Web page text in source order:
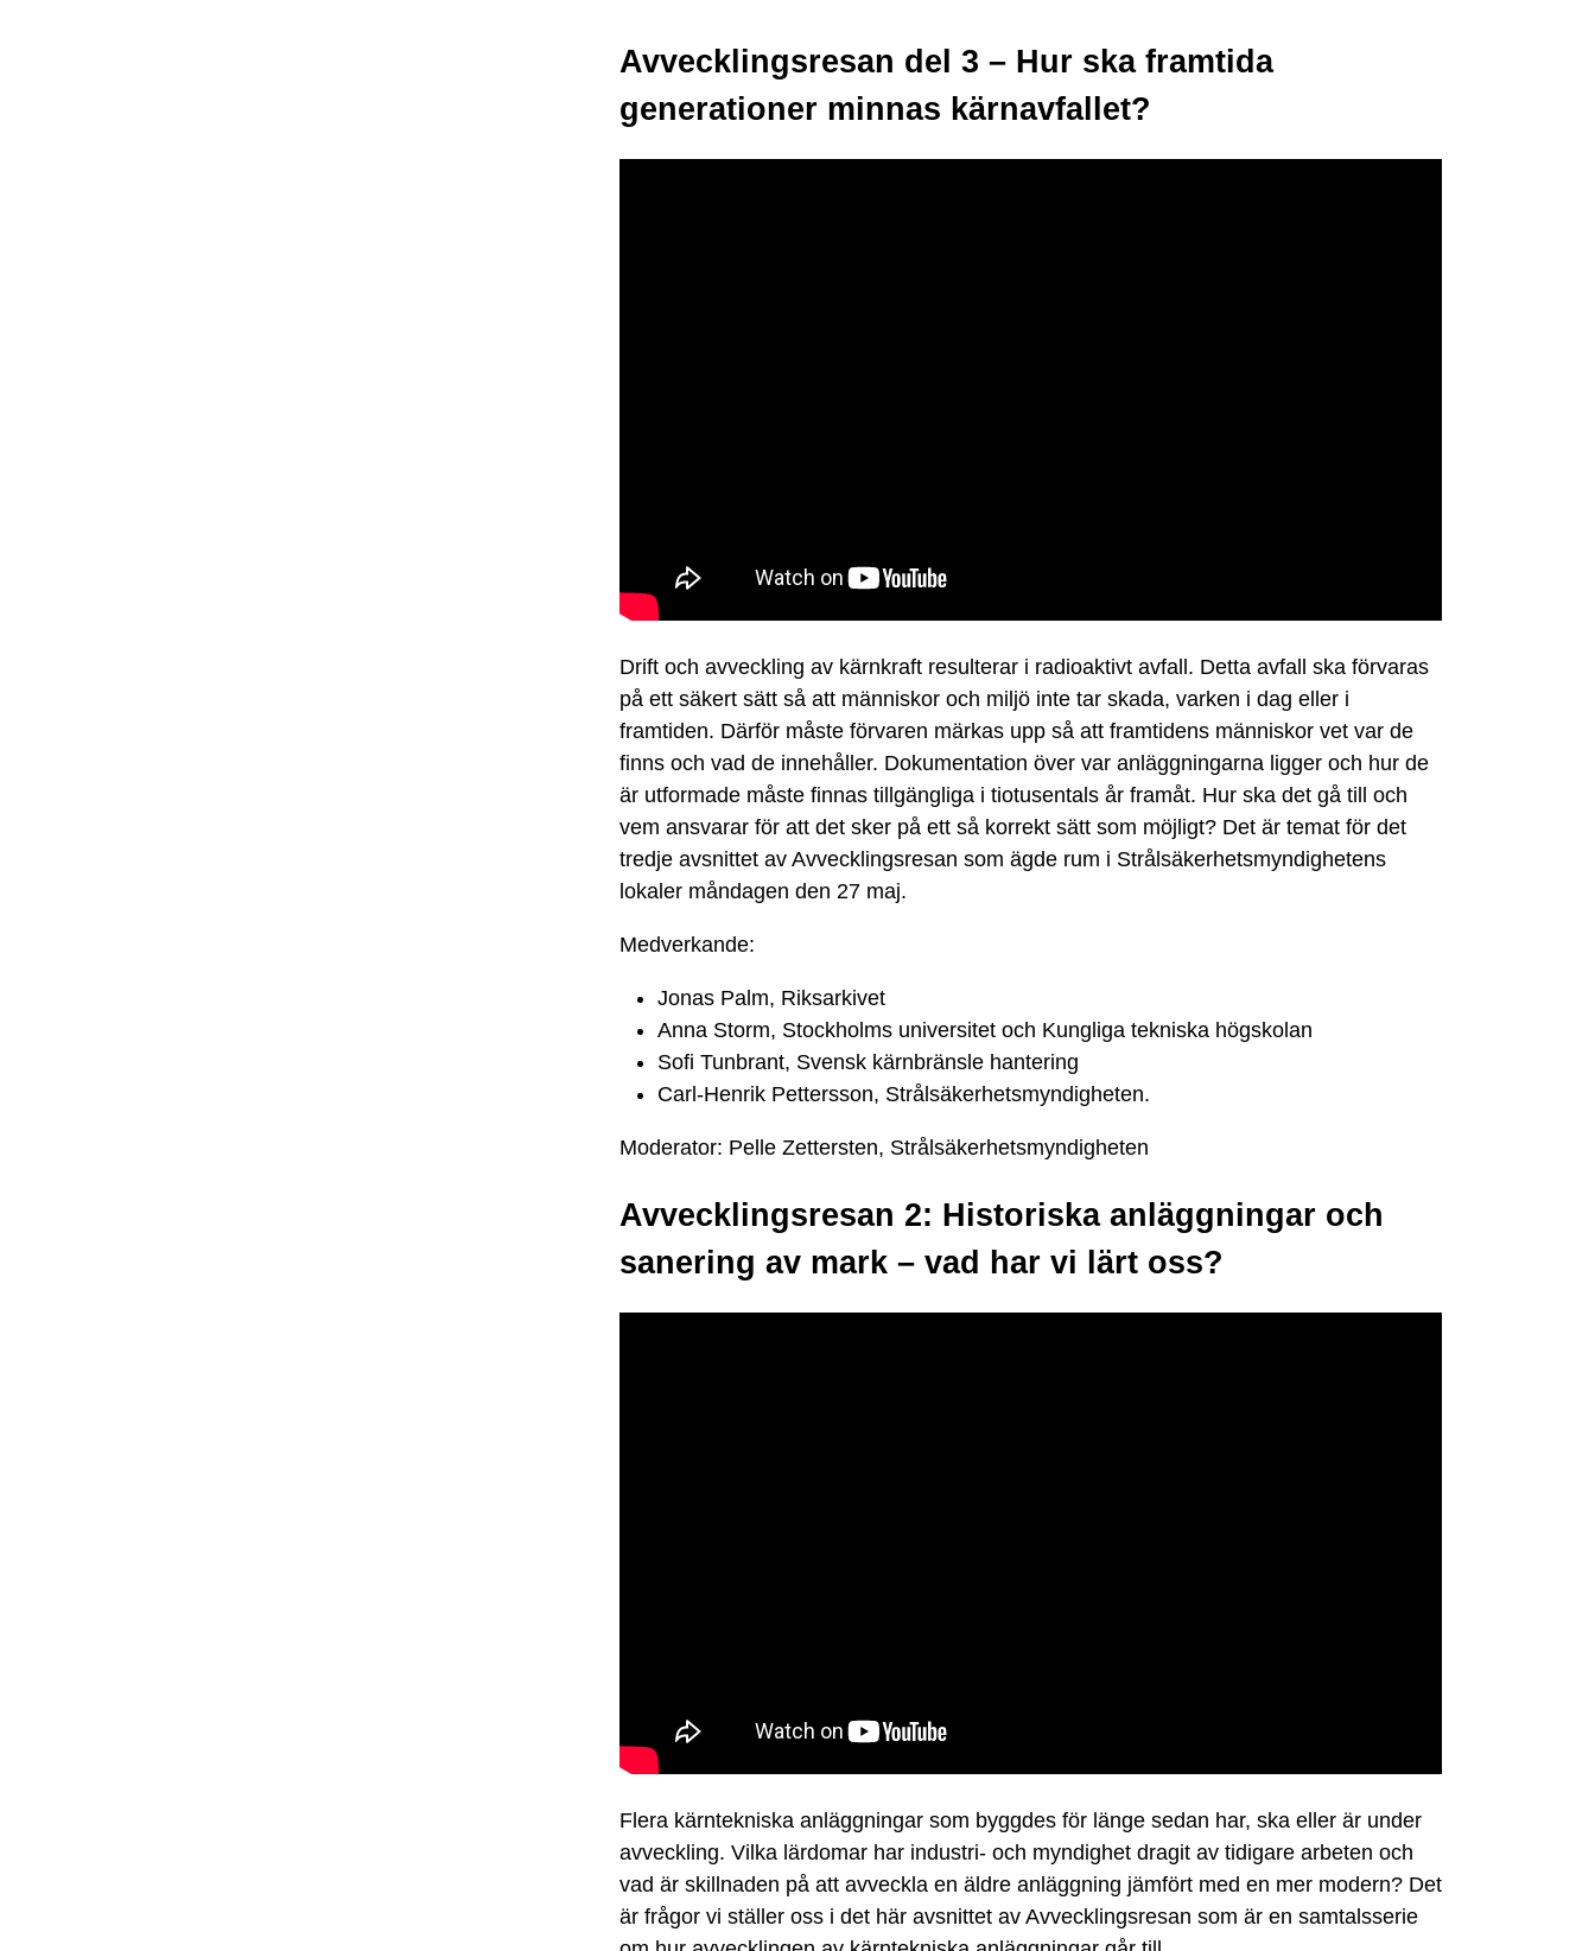
Avvecklingsresan del 3 – Hur ska framtida
generationer minnas kärnavfallet?
Drift och avveckling av kärnkraft resulterar i radioaktivt avfall. Detta avfall ska förvaras
på ett säkert sätt så att människor och miljö inte tar skada, varken i dag eller i
framtiden. Därför måste förvaren märkas upp så att framtidens människor vet var de
finns och vad de innehåller. Dokumentation över var anläggningarna ligger och hur de
är utformade måste finnas tillgängliga i tiotusentals år framåt. Hur ska det gå till och
vem ansvarar för att det sker på ett så korrekt sätt som möjligt? Det är temat för det
tredje avsnittet av Avvecklingsresan som ägde rum i Strålsäkerhetsmyndighetens
lokaler måndagen den 27 maj.
Medverkande:
Jonas Palm, Riksarkivet
Anna Storm, Stockholms universitet och Kungliga tekniska högskolan
Sofi Tunbrant, Svensk kärnbränsle hantering
Carl-Henrik Pettersson, Strålsäkerhetsmyndigheten.
Moderator: Pelle Zettersten, Strålsäkerhetsmyndigheten
Avvecklingsresan 2: Historiska anläggningar och
sanering av mark – vad har vi lärt oss?
Flera kärntekniska anläggningar som byggdes för länge sedan har, ska eller är under
avveckling. Vilka lärdomar har industri- och myndighet dragit av tidigare arbeten och
vad är skillnaden på att avveckla en äldre anläggning jämfört med en mer modern? Det
är frågor vi ställer oss i det här avsnittet av Avvecklingsresan som är en samtalsserie